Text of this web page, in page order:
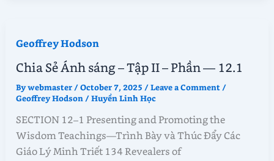
Tập
II
–
Phần
Geoffrey Hodson
Chia Sẻ Ánh sáng – Tập II – Phần — 12.1
Bywebmaster /October 7, 2025 /Leave a Comment /
Geoffrey Hodson /Huyền Linh Học
SECTION 12–1 Presenting and Promoting the
Wisdom Teachings—Trình Bày và Thúc Đẩy Các
Giáo Lý Minh Triết 134 Revealers of